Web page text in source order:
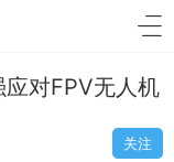
对FPV无人机
关注